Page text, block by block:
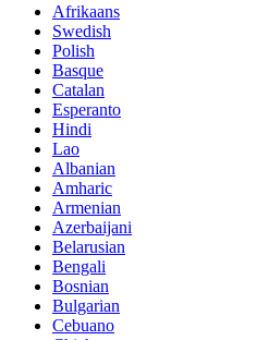
Afrikaans
Swedish
Polish
Basque
Catalan
Esperanto
Hindi
Lao
Albanian
Amharic
Armenian
Azerbaijani
Belarusian
Bengali
Bosnian
Bulgarian
Cebuano